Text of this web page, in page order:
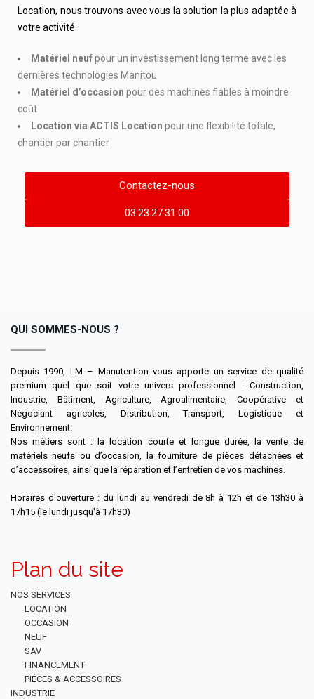
Location, nous trouvons avec vous la solution la plus adaptée à
votre activité.
Matériel neufpour un investissement long terme avec les
dernières technologies Manitou
Matériel d’occasion pour des machines fiables à moindre
coût
Location via ACTIS Location pour une flexibilité totale,
chantier par chantier
Contactez-nous
03.23.27.31.00
QUI SOMMES-NOUS ?
Depuis 1990, LM – Manutention vous apporte un service de qualité
premium quel que soit votre univers professionnel : Construction,
Industrie, Bâtiment, Agriculture, Agroalimentaire, Coopérative et
Négociant agricoles, Distribution, Transport, Logistique et
Environnement.
Nos métiers sont : la location courte et longue durée, la vente de
matériels neufs ou d’occasion, la fourniture de pièces détachées et
d’accessoires, ainsi que la réparation et l’entretien de vos machines.
Horaires d'ouverture : du lundi au vendredi de 8h à 12h et de 13h30 à
17h15 (le lundi jusqu'à 17h30)
Plan du site
NOS SERVICES
LOCATION
OCCASION
NEUF
SAV
FINANCEMENT
PIÉCES & ACCESSOIRES
INDUSTRIE